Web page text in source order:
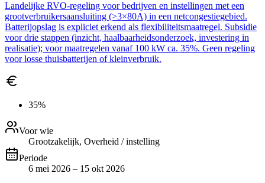
Landelijke RVO-regeling voor bedrijven en instellingen met een
grootverbruikersaansluiting (>3×80A) in een netcongestiegebied.
Batterijopslag is expliciet erkend als flexibiliteitsmaatregel. Subsidie
voor drie stappen (inzicht, haalbaarheidsonderzoek, investering in
realisatie); voor maatregelen vanaf 100 kW ca. 35%. Geen regeling
voor losse thuisbatterijen of kleinverbruik.
35%
Voor wie
Grootzakelijk, Overheid / instelling
Periode
6 mei 2026 – 15 okt 2026